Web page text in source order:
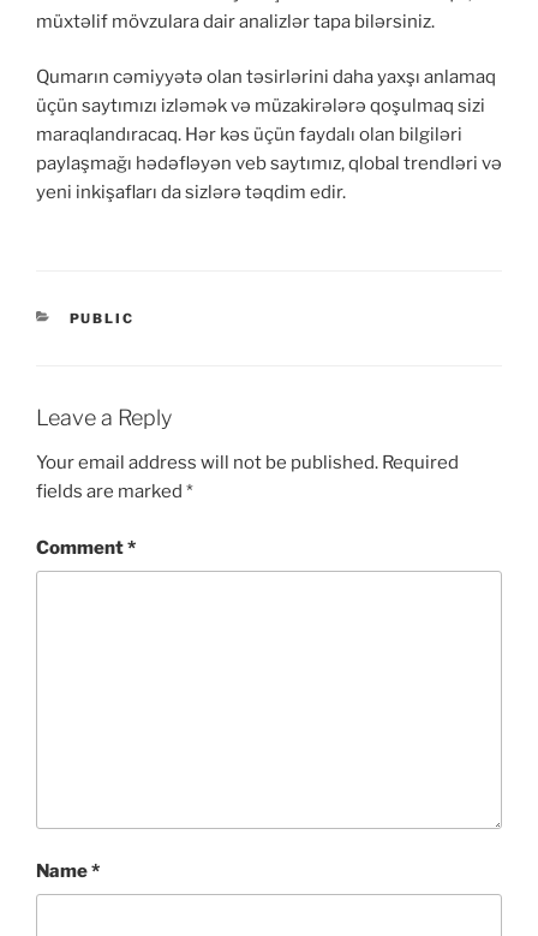
müxtəlif mövzulara dair analizlər tapa bilərsiniz.
Qumarın cəmiyyətə olan təsirlərini daha yaxşı anlamaq
üçün saytımızı izləmək və müzakirələrə qoşulmaq sizi
maraqlandıracaq. Hər kəs üçün faydalı olan bilgiləri
paylaşmağı hədəfləyən veb saytımız, qlobal trendləri və
yeni inkişafları da sizlərə təqdim edir.
CATEGORIES
PUBLIC
Leave a Reply
Your email address will not be published. Required
fields are marked *
Comment*
Name*